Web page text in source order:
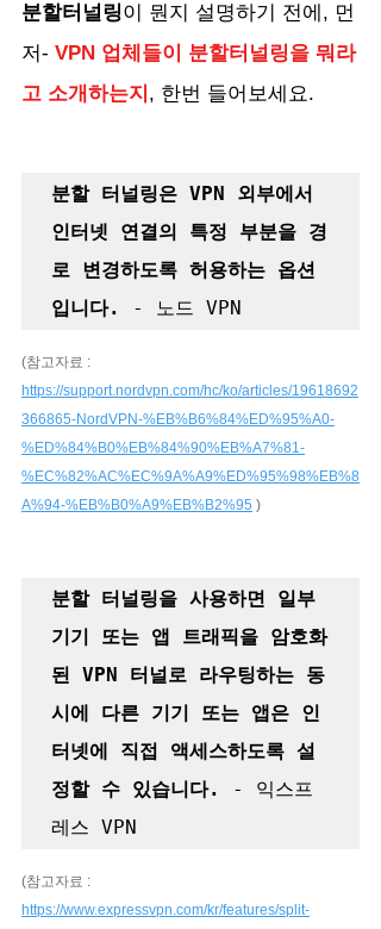
분할터널링이 뭔지 설명하기 전에, 먼
저- VPN 업체들이 분할터널링을 뭐라
고 소개하는지 , 한번 들어보세요.
분할 터널링은 VPN 외부에서
인터넷 연결의 특정 부분을 경
로 변경하도록 허용하는 옵션
입니다.
- 노드 VPN
(참고자료 :
https://support.nordvpn.com/hc/ko/articles/19618692
366865-NordVPN-%EB%B6%84%ED%95%A0-
%ED%84%B0%EB%84%90%EB%A7%81-
%EC%82%AC%EC%9A%A9%ED%95%98%EB%8
A%94-%EB%B0%A9%EB%B2%95 )
분할 터널링을 사용하면 일부
기기 또는 앱 트래픽을 암호화
된 VPN 터널로 라우팅하는 동
시에 다른 기기 또는 앱은 인
터넷에 직접 액세스하도록 설
정할 수 있습니다.
- 익스프
레스 VPN
(참고자료 :
https://www.expressvpn.com/kr/features/split-